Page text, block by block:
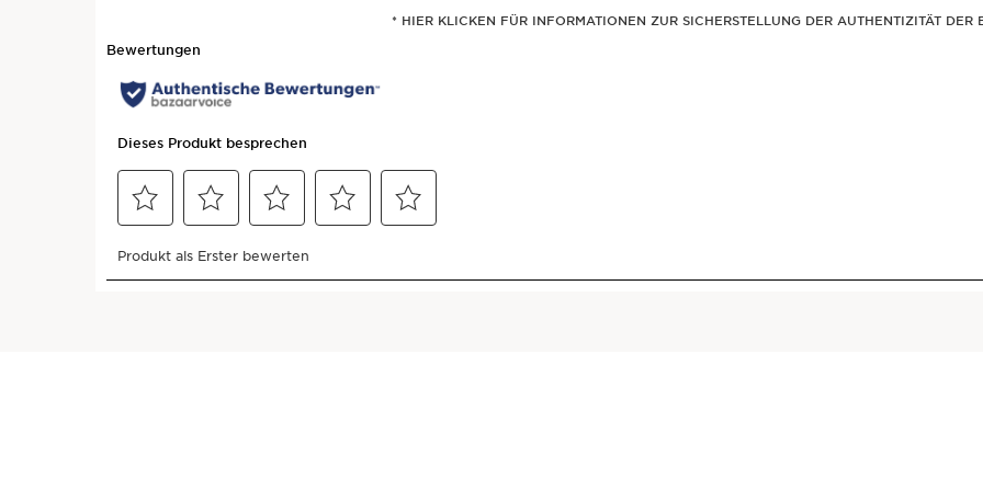
* HIER KLICKEN FÜR INFORMATIONEN ZUR SICHERSTELLUNG DER AUTHENTIZITÄT DER